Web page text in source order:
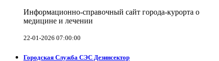
Информационно-справочный сайт города-курорта о
медицине и лечении
22-01-2026 07:00:00
Городская Служба СЭС Дезинсектор